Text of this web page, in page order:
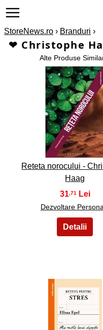
StoreNews.ro › Branduri ›
❤ Christophe
Alte Produse
1
Reteta norocului -
Haag
31 ,71
Dezvoltare
6